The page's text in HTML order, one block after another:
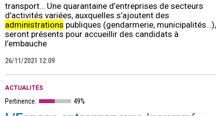
transport… Une quarantaine d’entreprises de secteurs
d’activités variées, auxquelles s’ajoutent des
administrations publiques (gendarmerie, municipalités…),
seront présents pour accueillir des candidats à
l’embauche
26/11/2021 12:09
ACTUALITÉS
Pertinence: 49%